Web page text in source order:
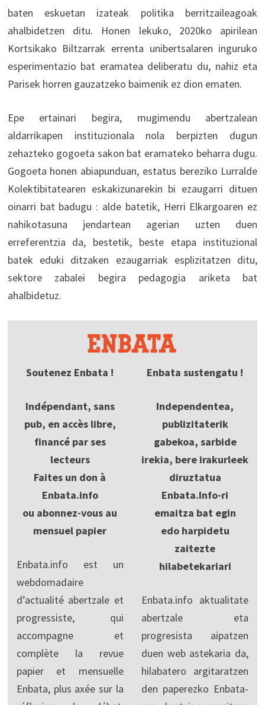
baten eskuetan izateak politika berritzaileagoak
ahalbidetzen ditu. Honen lekuko, 2020ko apirilean
Kortsikako Biltzarrak errenta unibertsalaren inguruko
esperimentazio bat eramatea deliberatu du, nahiz eta
Parisek horren gauzatzeko baimenik ez dion ematen.
Epe ertainari begira, mugimendu abertzalean
aldarrikapen instituzionala nola berpizten dugun
zehazteko gogoeta sakon bat eramateko beharra dugu.
Gogoeta honen abiapunduan, estatus bereziko Lurralde
Kolektibitatearen eskakizunarekin bi ezaugarri dituen
oinarri bat badugu : alde batetik, Herri Elkargoaren ez
nahikotasuna jendartean agerian uzten duen
erreferentzia da, bestetik, beste etapa instituzional
batek eduki ditzaken ezaugarriak esplizitatzen ditu,
sektore zabalei begira pedagogia ariketa bat
ahalbidetuz.
Soutenez Enbata !
Indépendant, sans
pub, en accès libre,
financé par ses
lecteurs
Faites un don à
Enbata.info
ou abonnez-vous au
mensuel papier
Enbata.info est un
webdomadaire
d’actualité abertzale et
progressiste, qui
accompagne et
complète la revue
papier et mensuelle
Enbata, plus axée sur la
Enbata sustengatu !
Independentea,
publizitaterik
gabekoa, sarbide
irekia, bere irakurleek
diruztatua
Enbata.Info-ri
emaitza bat egin
edo harpidetu
zaitezte
hilabetekariari
Enbata.info aktualitate
abertzale eta
progresista aipatzen
duen web astekaria da,
hilabatero argitaratzen
den paperezko Enbata-